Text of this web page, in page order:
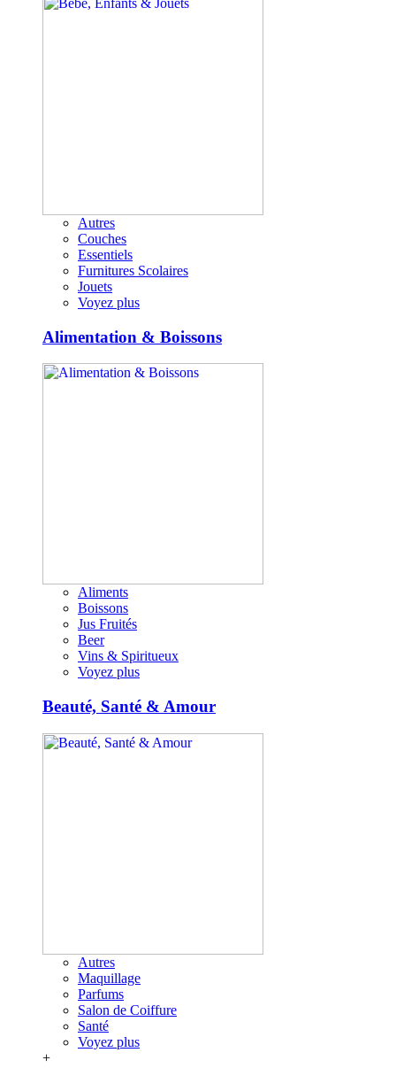
Autres
Couches
Essentiels
Furnitures Scolaires
Jouets
Voyez plus
Alimentation & Boissons
Aliments
Boissons
Jus Fruités
Beer
Vins & Spiritueux
Voyez plus
Beauté, Santé & Amour
Autres
Maquillage
Parfums
Salon de Coiffure
Santé
Voyez plus
+